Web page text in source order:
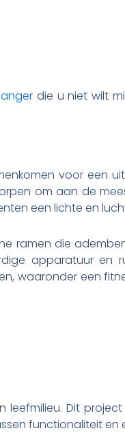
die u niet wilt
voor een
om aan de
een lichte en
ramen die
apparatuur en
waaronder een
Dit
functionaliteit en